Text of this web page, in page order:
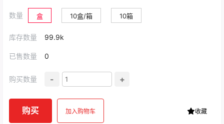
数量 盒 10盒/箱 10箱
库存数量 99.9k
已售数量 0
购买数量 - +
购买 加入购物车 收藏